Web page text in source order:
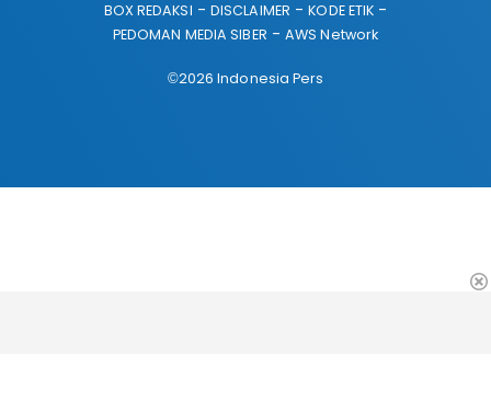
BOX REDAKSI DISCLAIMER
KODE ETIK
PEDOMAN MEDIA SIBER
AWS Network
©2026 Indonesia Pers